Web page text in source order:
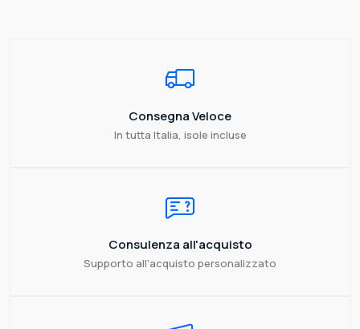
Consegna Veloce
In tutta Italia, isole incluse
Consulenza all'acquisto
Supporto all'acquisto personalizzato